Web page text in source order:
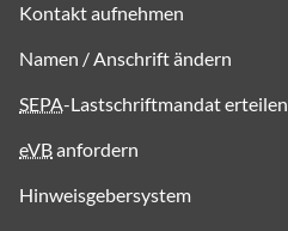
Kontakt aufnehmen
Namen / Anschrift ändern
SEPA-Lastschriftmandat erteilen
eVBanfordern
Hinweisgebersystem